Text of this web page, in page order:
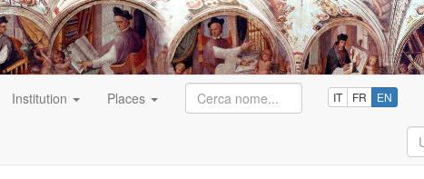
Institution Places IT FR EN